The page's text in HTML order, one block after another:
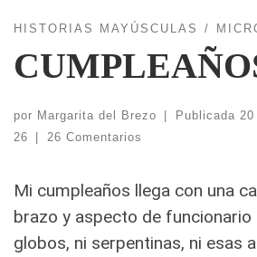
HISTORIAS MAYÚSCULAS
por Margarita del Brezo | Publicada
26
| 26 Comentarios
Mi cumpleaños llega con una
brazo y aspecto de funcionario
globos, ni serpentinas, ni esas